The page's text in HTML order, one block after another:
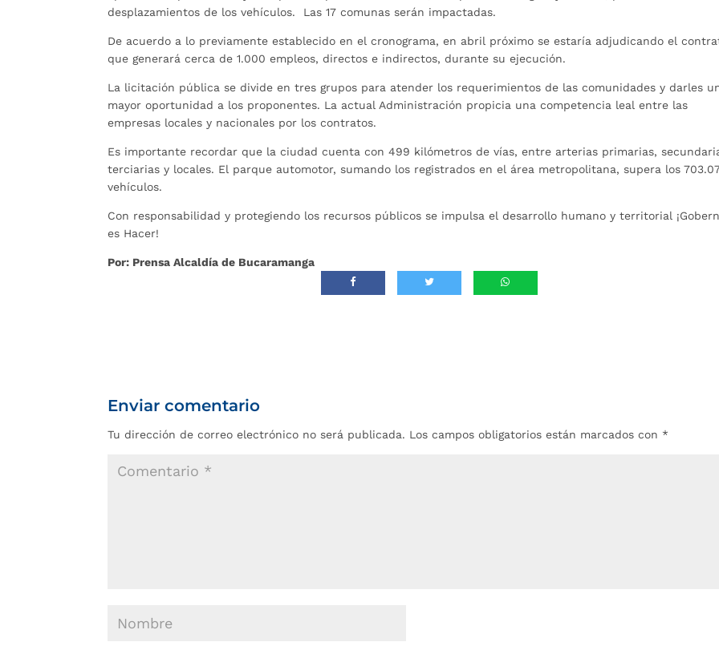
desplazamientos de los vehículos. Las 17 comunas serán impactadas.
De acuerdo a lo previamente establecido en el cronograma, en abril próximo se estaría adjudicando el
que generará cerca de 1.000 empleos, directos e indirectos, durante su ejecución.
La licitación pública se divide en tres grupos para atender los requerimientos de las comunidades y darles
mayor oportunidad a los proponentes. La actual Administración propicia una competencia leal entre las
empresas locales y nacionales por los contratos.
Es importante recordar que la ciudad cuenta con 499 kilómetros de vías, entre arterias primarias,
terciarias y locales. El parque automotor, sumando los registrados en el área metropolitana, supera los
vehículos.
Con responsabilidad y protegiendo los recursos públicos se impulsa el desarrollo humano y territorial
es Hacer!
Por: Prensa Alcaldía de Bucaramanga
Enviar comentario
Tu dirección de correo electrónico no será publicada. Los campos obligatorios están marcados con *